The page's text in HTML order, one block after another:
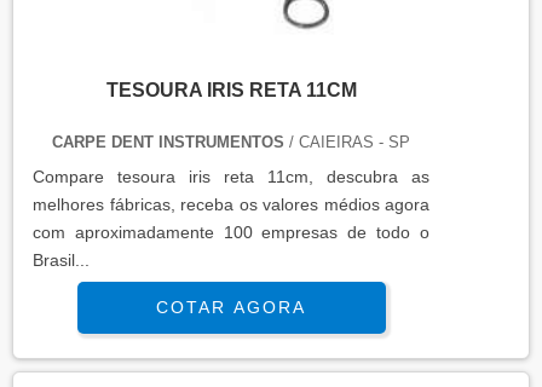
TESOURA IRIS RETA 11CM
CARPE DENT INSTRUMENTOS / CAIEIRAS - SP
Compare tesoura iris reta 11cm, descubra as
melhores fábricas, receba os valores médios agora
com aproximadamente 100 empresas de todo o
Brasil...
COTAR AGORA